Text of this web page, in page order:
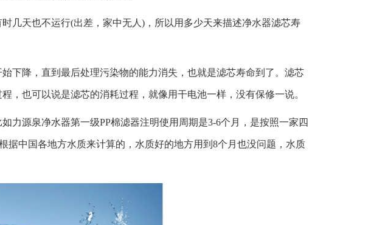
几天也不运行(出差，家中无人)，所以用多少天来描述净水器滤芯寿
下降，直到最后处理污染物的能力消失，也就是滤芯寿命到了。滤芯
，也可以说是滤芯的消耗过程，就像用干电池一样，没有保修一说。
力源泉净水器第一级PP棉滤器注明使用周期是3-6个月，是按照一家四
据中国各地方水质来计算的，水质好的地方用到8个月也没问题，水质